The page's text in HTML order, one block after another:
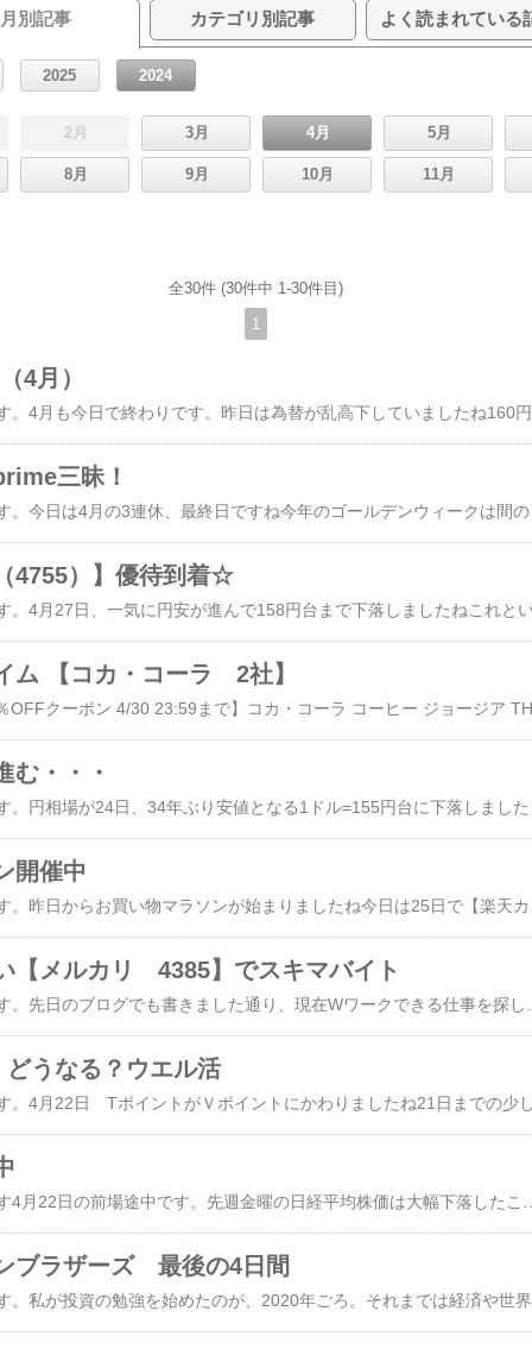
月別記事 カテゴリ別記事 よく読まれている
2025 2024
2月 3月 4月 5月
8月 9月 10月 11月
全30件 (30件中 1-30件目)
1
4月）
三昧！
こんにちは！hibivenです。今日は4月の3連休、最終日ですね今年のゴールデンウィークは間の平日を休んで最大10連休とれる方もいらっしゃるとか？我が家は4月の3連休は
4755）】優待到着☆
ム 【コカ・コーラ 2社】
む・・・
開催中
【メルカリ 4385】でスキマバイト
うなる？ウエル活
ブラザーズ 最後の4日間